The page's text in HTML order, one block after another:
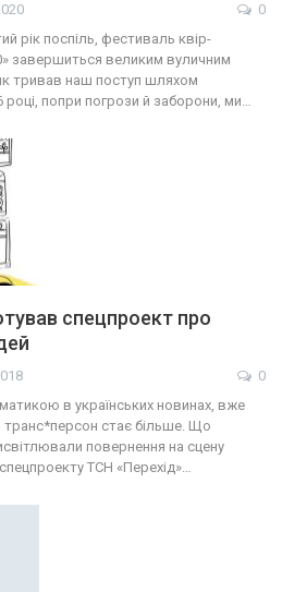
0
рік поспіль, фестиваль квір-
завершиться великим вуличним
тривав наш поступ шляхом
році, попри погрози й заборони, ми…
спецпроект про
0
в українських новинах, вже
транс*персон стає більше. Що
повернення на сцену
ТСН «Перехід»…